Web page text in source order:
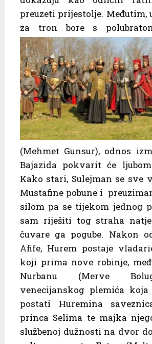
preuzeti prijestolje. Međutim,
za tron bore s
(Mehmet Gunsur), odnos
Bajazida pokvarit će
Kako stari, Sulejman se sve
Mustafine pobune i
silom pa se tijekom jednog
sam riješiti tog straha
čuvare ga pogube. Nakon
Afife, Hurem postaje
koji prima nove robinje,
Nurbanu (Merve
venecijanskog plemića
postati Huremina
princa Selima te majka
službenoj dužnosti na dvor